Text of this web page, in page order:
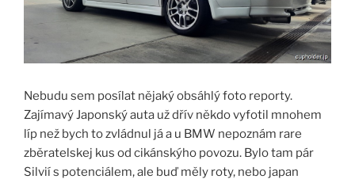
Nebudu sem posílat nějaký obsáhlý foto reporty.
Zajímavý Japonský auta už dřív někdo vyfotil mnohem
líp než bych to zvládnul já a u BMW nepoznám rare
zběratelskej kus od cikánskýho povozu. Bylo tam pár
Silvií s potenciálem, ale buď měly roty, nebo japan